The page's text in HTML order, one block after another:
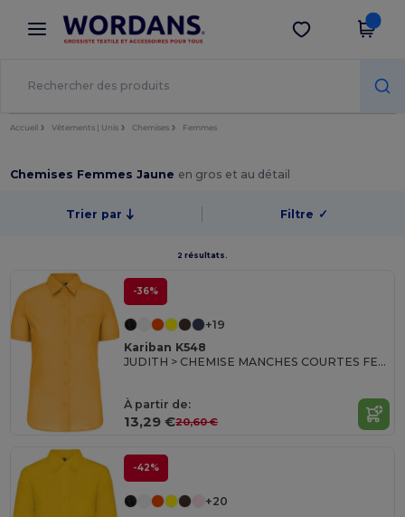
× Appli Wordans
Meilleurs prix sur l’app !
Obtenir l'appli
Accueil Vêtements | Unis Chemises Femmes
Chemises Femmes Jaune en gros et au détail
Trier par Filtre ✓
2 résultats.
-36%
+19
Kariban K548
JUDITH > CHEMISE MANCHES COURTES FEMME
À partir de:
13,29 €20,60 €
-42%
+20